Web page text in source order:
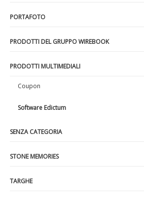
PORTAFOTO
PRODOTTI DEL GRUPPO WIREBOOK
PRODOTTI MULTIMEDIALI
Coupon
Software Edictum
SENZA CATEGORIA
STONE MEMORIES
TARGHE